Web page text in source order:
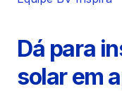
Futuro
Dá para
solar em